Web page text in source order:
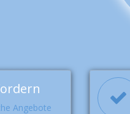
Angebote